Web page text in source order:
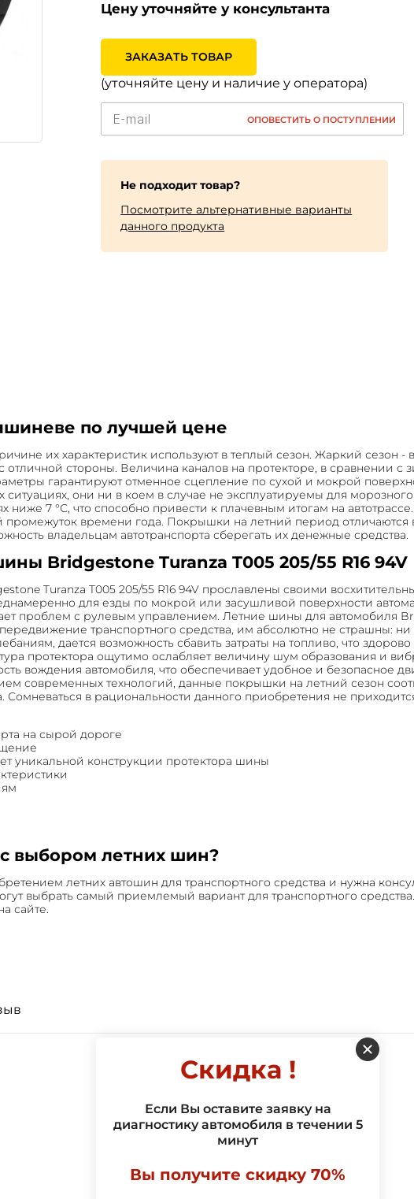
Производитель
Bridgestone
Индекс скорости
Индекс нагрузки
Цену уточняйте у консультанта
ЗАКАЗАТЬ ТОВАР
(уточняйте цену и наличие у оператора)
ОПОВЕСТИТЬ О ПОСТУПЛЕНИИ
Не подходит товар?
Посмотрите альтернативные варианты
данного продукта
по лучшей цене
их характеристик используют в теплый сезон. Жаркий сезон -
отличной стороны. Величина каналов на протекторе, в сравнении
гарантируют отменное сцепление по сухой и мокрой
ситуациях, они ни в коем в случае не эксплуатируемы для
7 °С, что способно привести к плачевным итогам на
времени года. Покрышки на летний период отличаются
владельцам автотранспорта сберегать их денежные средства.
Bridgestone Turanza T005 205/55 R16 94V
Turanza T005 205/55 R16 94V прославлены своими
для езды по мокрой или засушливой поверхности
проблем с рулевым управлением. Летние шины для автомобиля
транспортного средства, им абсолютно не страшны:
дается возможность сбавить затраты на топливо, что
протектора ощутимо ослабляет величину шум образования и
вождения автомобиля, что обеспечивает удобное и безопасное
современных технологий, данные покрышки на летний сезон
в рациональности данного приобретения не
на сырой дороге
уникальной конструкции протектора шины
выбором летних шин?
летних автошин для транспортного средства и нужна
выбрать самый приемлемый вариант для транспортного
сайте.
Скидка !
Если Вы оставите заявку на
диагностику автомобиля в течении 5
минут
Вы получите скидку 70%